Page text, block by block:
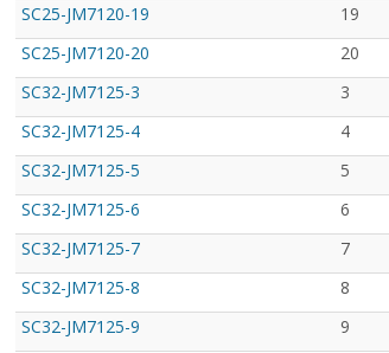
SC25-JM7120-19
19
SC25-JM7120-20
20
SC32-JM7125-3
3
SC32-JM7125-4
4
SC32-JM7125-5
5
SC32-JM7125-6
6
SC32-JM7125-7
7
SC32-JM7125-8
8
SC32-JM7125-9
9